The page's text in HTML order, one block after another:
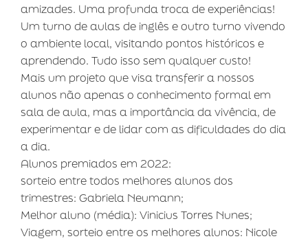
amizades. Uma profunda troca de experiências!
Um turno de aulas de inglês e outro turno vivendo
o ambiente local, visitando pontos históricos e
aprendendo. Tudo isso sem qualquer custo!
Mais um projeto que visa transferir a nossos
alunos não apenas o conhecimento formal em
sala de aula, mas a importância da vivência, de
experimentar e de lidar com as dificuldades do dia
a dia.
Alunos premiados em 2022:
sorteio entre todos melhores alunos dos
trimestres: Gabriela Neumann;
Melhor aluno (média): Vinicius Torres Nunes;
Viagem, sorteio entre os melhores alunos: Nicole